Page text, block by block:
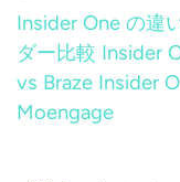
Insider One の違
ダー比較 Insider
vs Braze Insider
Moengage